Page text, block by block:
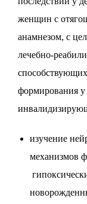
женщин с
анамнезом, с
лечебно-
формирования у
изучение
механизмов